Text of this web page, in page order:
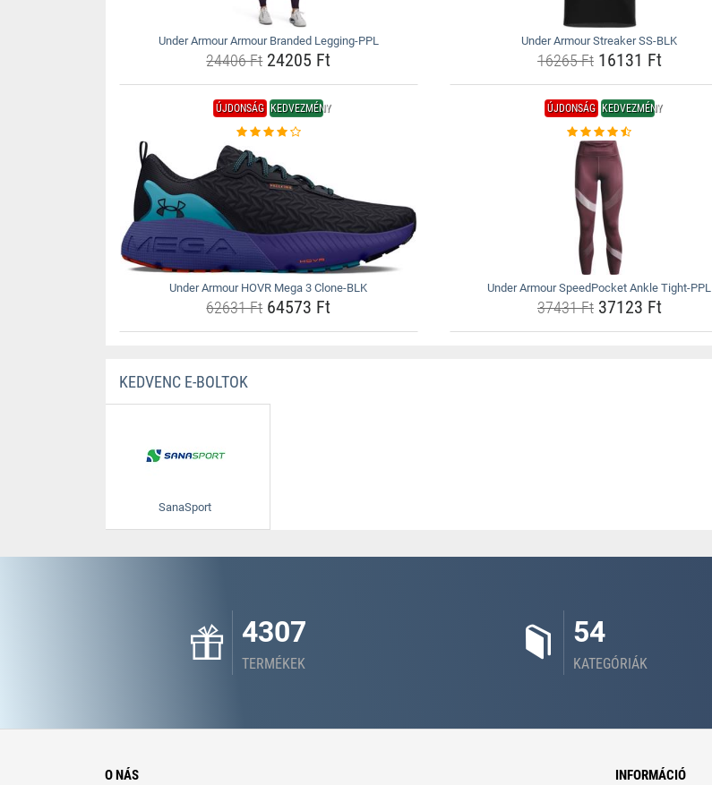
Under Armour Armour Branded Legging-PPL
24406 Ft24205 Ft
Under Armour Streaker SS-BLK
16265 Ft16131 Ft
ÚJDONSÁG KEDVEZMÉNY
Under Armour HOVR Mega 3 Clone-BLK
62631 Ft64573 Ft
ÚJDONSÁG KEDVEZMÉNY
Under Armour SpeedPocket Ankle Tight-PPL
37431 Ft37123 Ft
KEDVENC E-BOLTOK
SanaSport
4307
TERMÉKEK
54
KATEGÓRIÁK
O NÁS INFORMÁCIÓ